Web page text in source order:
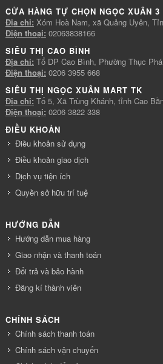
CỬA HÀNG TỰ CHỌN NGỌC XUÂN 3
Địa chỉ: Xóm Hoà Nam, xã Quảng Uyên,
Điện thoại: 02063838166
SIÊU THỊ CAO BÌNH
Địa chỉ: Tổ DP Cao Bình, Phường Thục
Điện thoại: 0206 3955 668
SIÊU THỊ NGỌC XUÂN MART TK
Địa chỉ: Tổ 5, Xã Trùng Khánh, tỉnh Cao
Điện thoại: 0206 3822 338
ĐIỀU KHOẢN
Điều khoản sử dụng
Điều khoản giao dịch
Dịch vụ tiện ích
Quyền sở hữu trí tuệ
HƯỚNG DẪN
Hướng dẫn mua hàng
Giao nhận và thanh toán
Đổi trả và bảo hành
Đăng kí thành viên
CHÍNH SÁCH
Chính sách thanh toán
Chính sách vận chuyển